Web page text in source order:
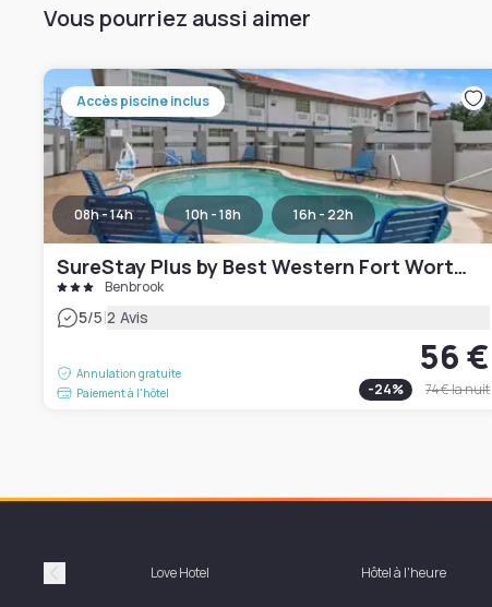
Vous pourriez aussi aimer
Accès piscine inclus
08h - 14h 10h - 18h 16h - 22h
SureStay Plus by Best Western Fort Worth Benbrook
Benbrook
5/5|2 Avis
Annulation gratuite
Paiement à l'hôtel
56 €
-24% 74 €la nuit
Précédent Love Hotel Hôtel à l'heure